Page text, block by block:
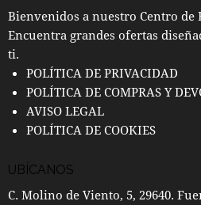
Bienvenidos a nuestro Centro de
Encuentra grandes ofertas
ti.
POLÍTICA DE PRIVACIDAD
POLÍTICA DE COMPRAS Y
AVISO LEGAL
POLÍTICA DE COOKIES
UBÍCANOS
C. Molino de Viento, 5, 29640.